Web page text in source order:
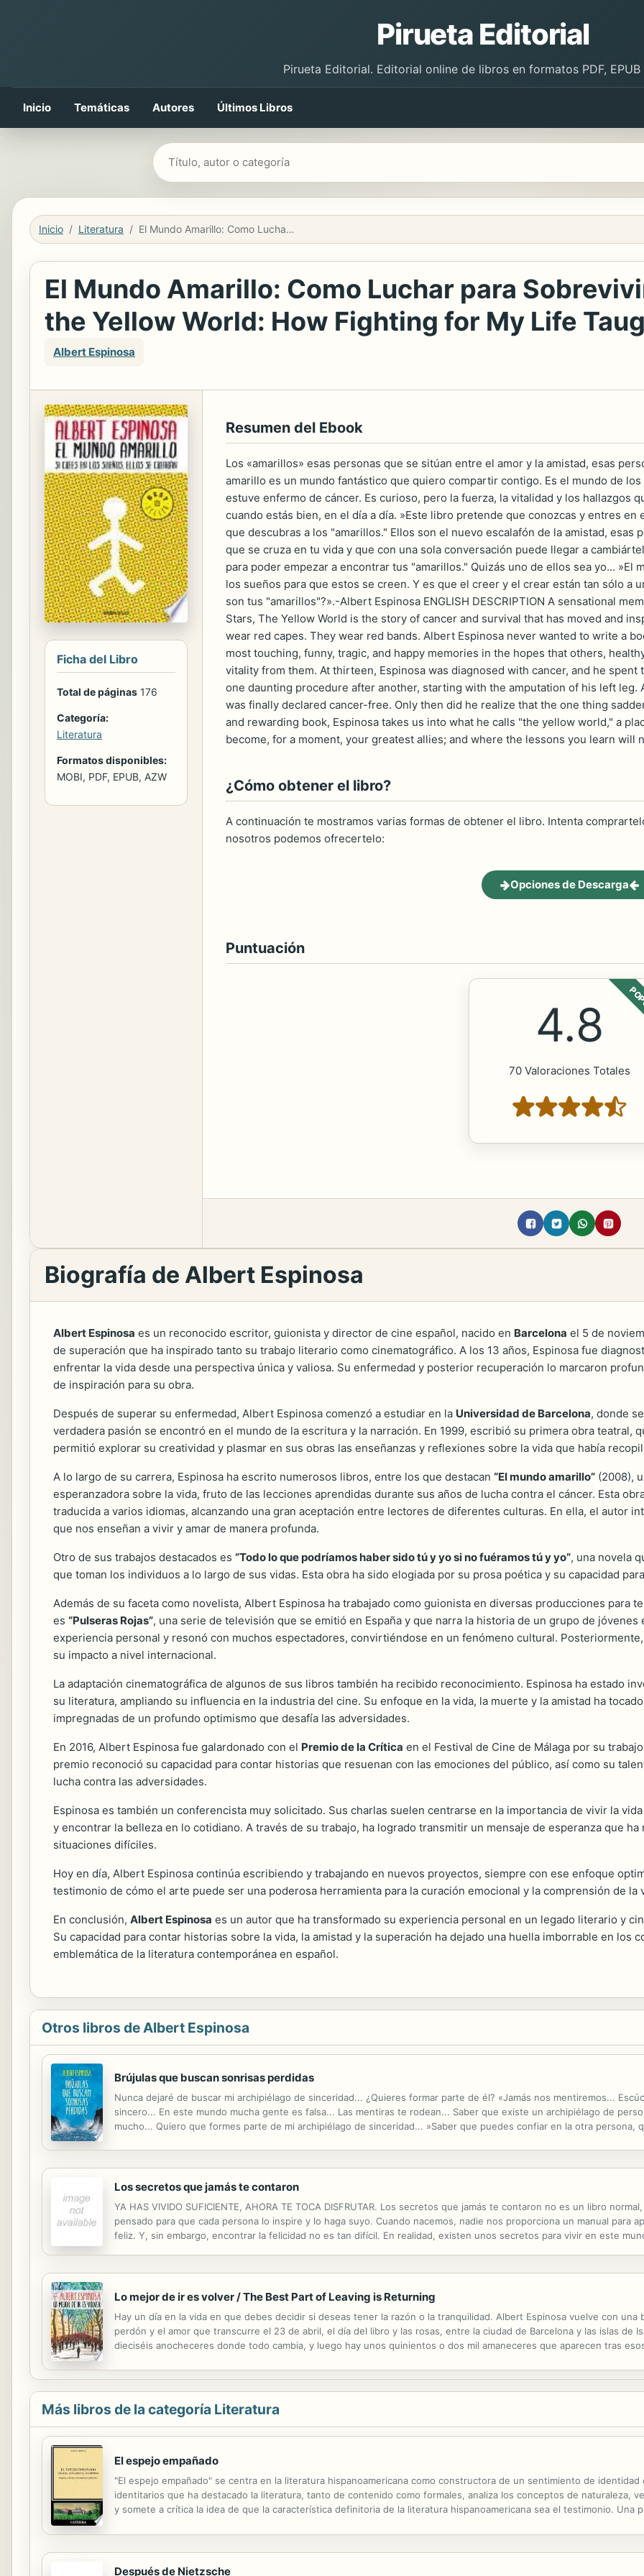
Pirueta Editorial
Pirueta Editorial. Editorial online de libros en formatos PDF, EPUB
Inicio Temáticas Autores Últimos Libros
Buscar libros
Inicio Literatura El Mundo Amarillo: Como Luchar para Sobrevivir Me Enseñó a Vivir / the Yellow World: How Fighting for My Life Taught Me How to Live
El Mundo Amarillo: Como Luchar para
the Yellow World: How Fighting for My Life
Albert Espinosa
Ficha del Libro
Total de páginas 176
Categoría:
Literatura
Formatos disponibles:
MOBI, PDF, EPUB, AZW
Resumen del Ebook
Los «amarillos» esas personas que se sitúan entre el amor y la amistad, esas
amarillo es un mundo fantástico que quiero compartir contigo. Es el mundo de
estuve enfermo de cáncer. Es curioso, pero la fuerza, la vitalidad y los hallazgos
cuando estás bien, en el día a día. »Este libro pretende que conozcas y entres
que descubras a los "amarillos." Ellos son el nuevo escalafón de la amistad, esas
que se cruza en tu vida y que con una sola conversación puede llegar a
para poder empezar a encontrar tus "amarillos." Quizás uno de ellos sea yo...
los sueños para que estos se creen. Y es que el creer y el crear están tan sólo a
son tus "amarillos"?».-Albert Espinosa ENGLISH DESCRIPTION A sensational
Stars, The Yellow World is the story of cancer and survival that has moved and
wear red capes. They wear red bands. Albert Espinosa never wanted to write a
most touching, funny, tragic, and happy memories in the hopes that others,
vitality from them. At thirteen, Espinosa was diagnosed with cancer, and he
one daunting procedure after another, starting with the amputation of his left
was finally declared cancer-free. Only then did he realize that the one thing
and rewarding book, Espinosa takes us into what he calls "the yellow world," a
become, for a moment, your greatest allies; and where the lessons you learn
¿Cómo obtener el libro?
A continuación te mostramos varias formas de obtener el libro. Intenta
nosotros podemos ofrecertelo:
Opciones de Descarga
Puntuación
4.8
70 Valoraciones Totales
Biografía de Albert Espinosa
Albert Espinosa es un reconocido escritor, guionista y director de cine español, nacido en Barcelona el 5 de
de superación que ha inspirado tanto su trabajo literario como cinematográfico. A los 13 años, Espinosa fue
enfrentar la vida desde una perspectiva única y valiosa. Su enfermedad y posterior recuperación lo marcaron
de inspiración para su obra.
Después de superar su enfermedad, Albert Espinosa comenzó a estudiar en la Universidad de Barcelona, donde
verdadera pasión se encontró en el mundo de la escritura y la narración. En 1999, escribió su primera obra teatral,
permitió explorar su creatividad y plasmar en sus obras las enseñanzas y reflexiones sobre la vida que había
A lo largo de su carrera, Espinosa ha escrito numerosos libros, entre los que destacan “El mundo amarillo” (2008),
esperanzadora sobre la vida, fruto de las lecciones aprendidas durante sus años de lucha contra el cáncer. Esta
traducida a varios idiomas, alcanzando una gran aceptación entre lectores de diferentes culturas. En ella, el autor
que nos enseñan a vivir y amar de manera profunda.
Otro de sus trabajos destacados es “Todo lo que podríamos haber sido tú y yo si no fuéramos tú y yo”, una novela
que toman los individuos a lo largo de sus vidas. Esta obra ha sido elogiada por su prosa poética y su capacidad
Además de su faceta como novelista, Albert Espinosa ha trabajado como guionista en diversas producciones para
es “Pulseras Rojas”, una serie de televisión que se emitió en España y que narra la historia de un grupo de
experiencia personal y resonó con muchos espectadores, convirtiéndose en un fenómeno cultural.
su impacto a nivel internacional.
La adaptación cinematográfica de algunos de sus libros también ha recibido reconocimiento. Espinosa ha estado
su literatura, ampliando su influencia en la industria del cine. Su enfoque en la vida, la muerte y la amistad ha
impregnadas de un profundo optimismo que desafía las adversidades.
En 2016, Albert Espinosa fue galardonado con el Premio de la Crítica en el Festival de Cine de Málaga por su
premio reconoció su capacidad para contar historias que resuenan con las emociones del público, así como su
lucha contra las adversidades.
Espinosa es también un conferencista muy solicitado. Sus charlas suelen centrarse en la importancia de vivir la
y encontrar la belleza en lo cotidiano. A través de su trabajo, ha logrado transmitir un mensaje de esperanza que
situaciones difíciles.
Hoy en día, Albert Espinosa continúa escribiendo y trabajando en nuevos proyectos, siempre con ese enfoque
testimonio de cómo el arte puede ser una poderosa herramienta para la curación emocional y la comprensión de la
En conclusión, Albert Espinosa es un autor que ha transformado su experiencia personal en un legado literario y
Su capacidad para contar historias sobre la vida, la amistad y la superación ha dejado una huella imborrable en los
emblemática de la literatura contemporánea en español.
Otros libros de Albert Espinosa
Brújulas que buscan sonrisas perdidas
Nunca dejaré de buscar mi archipiélago de sinceridad... ¿Quieres formar parte de él? «Jamás nos mentiremos...
sincero... En este mundo mucha gente es falsa... Las mentiras te rodean... Saber que existe un archipiélago de
mucho... Quiero que formes parte de mi archipiélago de sinceridad... »Saber que puedes confiar en la otra persona,
Los secretos que jamás te contaron
YA HAS VIVIDO SUFICIENTE, AHORA TE TOCA DISFRUTAR. Los secretos que jamás te contaron no es un libro
pensado para que cada persona lo inspire y lo haga suyo. Cuando nacemos, nadie nos proporciona un manual para
feliz. Y, sin embargo, encontrar la felicidad no es tan difícil. En realidad, existen unos secretos para vivir en este
Lo mejor de ir es volver / The Best Part of Leaving is Returning
Hay un día en la vida en que debes decidir si deseas tener la razón o la tranquilidad. Albert Espinosa vuelve con
perdón y el amor que transcurre el 23 de abril, el día del libro y las rosas, entre la ciudad de Barcelona y las islas de
dieciséis anocheceres donde todo cambia, y luego hay unos quinientos o dos mil amaneceres que aparecen tras
Más libros de la categoría Literatura
El espejo empañado
"El espejo empañado" se centra en la literatura hispanoamericana como constructora de un sentimiento de
identitarios que ha destacado la literatura, tanto de contenido como formales, analiza los conceptos de naturaleza,
y somete a crítica la idea de que la característica definitoria de la literatura hispanoamericana sea el testimonio. Una
Después de Nietzsche